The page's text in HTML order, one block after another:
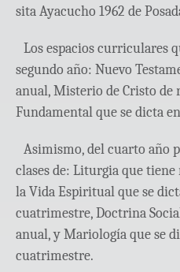
sita Ayacucho 1962 de
Los espacios curriculares
segundo año: Nuevo
anual, Misterio de Cristo
Fundamental que se dicta
Asimismo, del cuarto año
clases de: Liturgia que
la Vida Espiritual que se
cuatrimestre, Doctrina
anual, y Mariología que se
cuatrimestre.